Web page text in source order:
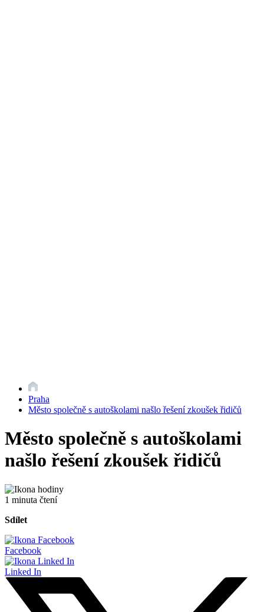
Praha
Město společně s autoškolami našlo řešení zkoušek řidičů
Město společně s autoškolami
našlo řešení zkoušek řidičů
1 minuta čtení
Sdílet
Facebook
Linked In